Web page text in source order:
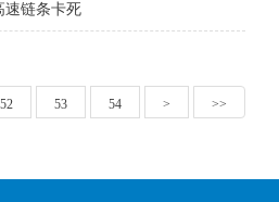
速链条卡死
52 53 54 > >>